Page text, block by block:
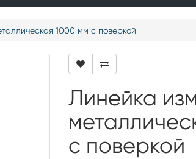
1000 мм с поверкой
Линейка
с поверкой